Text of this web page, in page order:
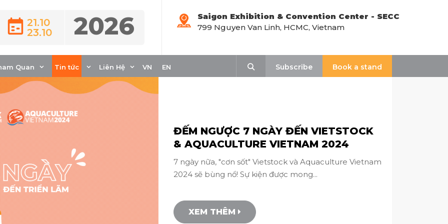
21.10
23.10
2026
Saigon Exhibition & Convention Center - SECC
799 Nguyen Van Linh, HCMC, Vietnam
Quan Tin tức Liên Hệ VN EN
Subscribe
Book a stand
Tin sự kiện
ĐẾM NGƯỢC 7 NGÀY ĐẾN VIETSTOCK
& AQUACULTURE VIETNAM 2024
7 ngày nữa, "cơn sốt" Vietstock và Aquaculture Vietnam
2024 sẽ bùng nổ! Sự kiện được mong...
XEM THÊM